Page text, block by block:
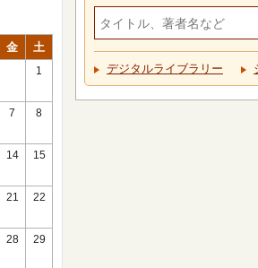
金 土
1
7 8
14 15
21 22
28 29
デジタルライブラリー